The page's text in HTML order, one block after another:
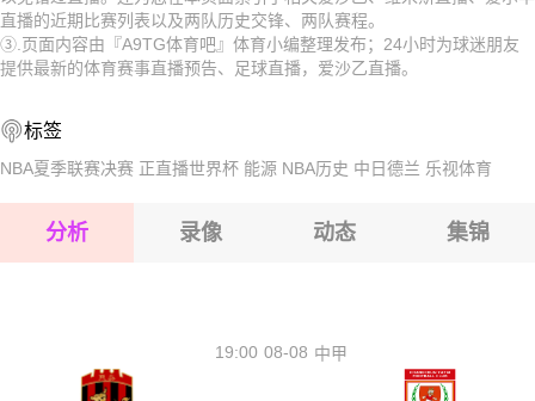
2026-08-17 【爱沙乙】 维米斯VS爱尔华
2026-08-17 【爱沙乙】 维米斯VS爱尔华
2026-08-17 【爱沙乙】 维米斯VS爱尔华
直播的近期比赛列表以及两队历史交锋、两队赛程。
③.页面内容由『A9TG体育吧』体育小编整理发布；24小时为球迷朋友
提供最新的体育赛事直播预告、足球直播，爱沙乙直播。
标签
NBA夏季联赛决赛 正直播世界杯 能源 NBA历史 中日德兰 乐视体育
分析 录像 动态 集锦
08-08
19:00 中甲